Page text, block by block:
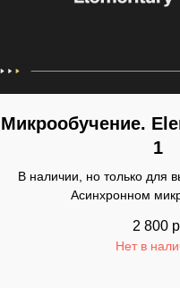
Микрообучение.
1
В наличии, но только для
Асинхронном
2 800
Нет в